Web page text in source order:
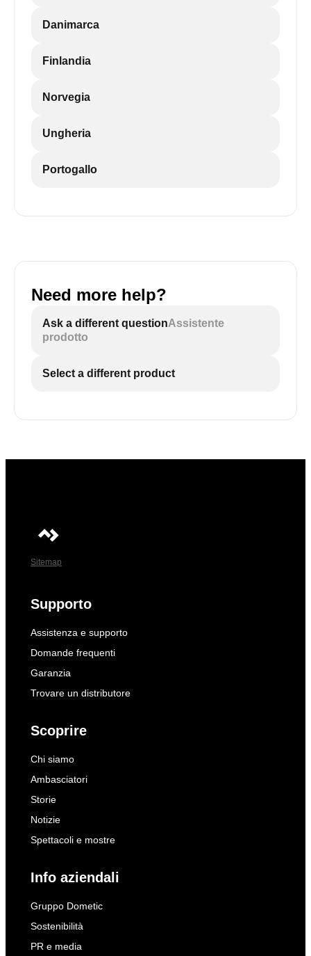
Danimarca
Finlandia
Norvegia
Ungheria
Portogallo
Need more help?
Ask a different questionAssistente
prodotto
Select a different product
Sitemap
Supporto
Assistenza e supporto
Domande frequenti
Garanzia
Trovare un distributore
Scoprire
Chi siamo
Ambasciatori
Storie
Notizie
Spettacoli e mostre
Info aziendali
Gruppo Dometic
Sostenibilità
PR e media